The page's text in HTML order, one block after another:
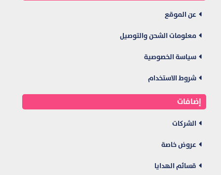
عن الموقع
معلومات الشحن والتوصيل
سياسة الخصوصية
شروط الاستخدام
إضافات
الشركات
عروض خاصة
قسائم الهدايا